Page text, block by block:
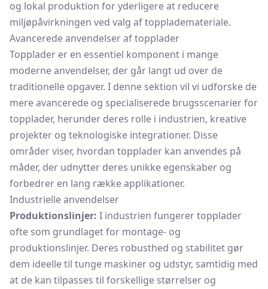
og lokal produktion for yderligere at reducere
miljøpåvirkningen ved valg af topplademateriale.
Avancerede anvendelser af topplader
Topplader er en essentiel komponent i mange
moderne anvendelser, der går langt ud over de
traditionelle opgaver. I denne sektion vil vi udforske de
mere avancerede og specialiserede brugsscenarier for
topplader, herunder deres rolle i industrien, kreative
projekter og teknologiske integrationer. Disse
områder viser, hvordan topplader kan anvendes på
måder, der udnytter deres unikke egenskaber og
forbedrer en lang række applikationer.
Industrielle anvendelser
Produktionslinjer: I industrien fungerer topplader
ofte som grundlaget for montage- og
produktionslinjer. Deres robusthed og stabilitet gør
dem ideelle til tunge maskiner og udstyr, samtidig med
at de kan tilpasses til forskellige størrelser og